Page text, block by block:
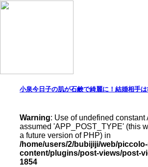
小泉今日子の肌が石鹸で綺麗に！結婚相手
Warning: Use of undefined
assumed 'APP_POST_TYPE' (this
a future version of PHP) in
/home/users/2/bubijiji/web/
content/plugins/post-views/post-
1854